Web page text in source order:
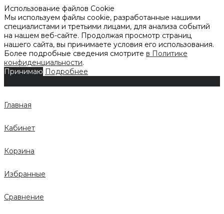
Использование файлов Cookie
Мы используем файлы cookie, разработанные нашими
специалистами и третьими лицами, для анализа событий
на нашем веб-сайте. Продолжая просмотр страниц
нашего сайта, вы принимаете условия его использования.
Более подробные сведения смотрите в Политике
конфиденциальности.
Принимаю Подробнее
Главная
Кабинет
Корзина
Избранные
Сравнение